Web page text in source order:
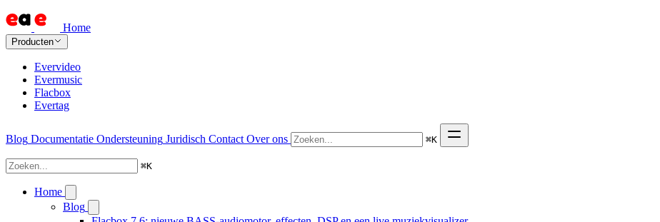
Home
Producten
Evervideo
Evermusic
Flacbox
Evertag
Blog Documentatie Ondersteuning Juridisch Contact Over ons ⌘K
⌘K
Home
Blog